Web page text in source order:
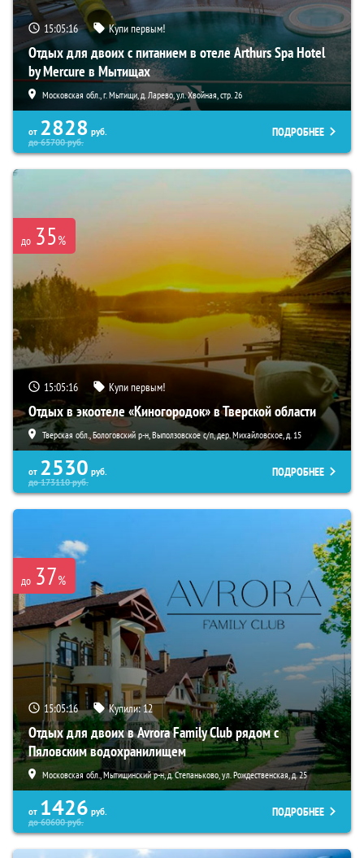
15:05:15 Купи первым!
Отдых для двоих с питанием в отеле Arthurs Spa Hotel
by Mercure в Мытищах
Московская обл., г. Мытищи, д. Ларево, ул. Хвойная, стр. 26
от 2828 руб.
до65700руб.
ПОДРОБНЕЕ
до 35%
15:05:15 Купи первым!
Отдых в экоотеле «Киногородок» в Тверской области
Тверская обл., Бологовский р-н, Выползовское с/п, дер. Михайловское, д. 15
от 2530 руб.
до173110руб.
ПОДРОБНЕЕ
до 37%
15:05:15 Купили:12
Отдых для двоих в Avrora Family Club рядом с
Пяловским водохранилищем
Московская обл., Мытищинский р-н, д. Степаньково, ул. Рождественская, д. 25
от 1426 руб.
до60600руб.
ПОДРОБНЕЕ